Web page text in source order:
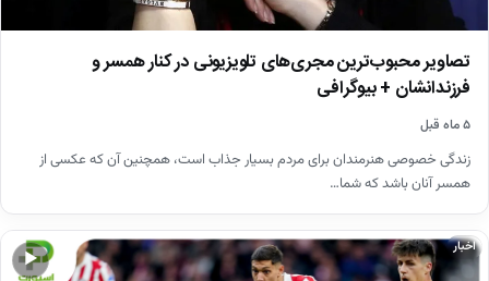
تصاویر محبوب‌ترین مجری‌های تلویزیونی در کنار همسر و
فرزندانشان + بیوگرافی
۵ ماه قبل
زندگی خصوصی هنرمندان برای مردم بسیار جذاب است، همچنین آن که عکسی از
همسر آنان باشد که شما…
▶
اخبار